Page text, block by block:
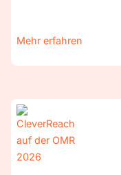
Mehr erfahren